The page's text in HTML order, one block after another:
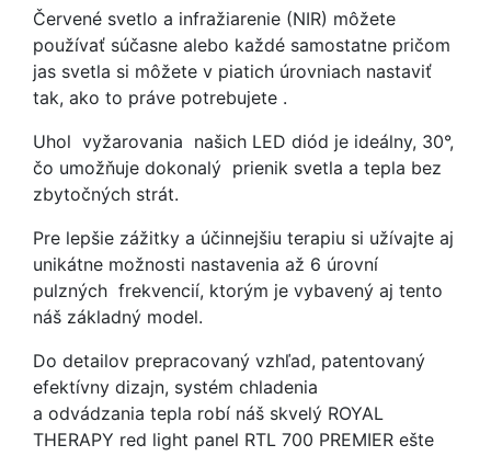
Červené svetlo a infražiarenie (NIR) môžete
používať súčasne alebo každé samostatne pričom
jas svetla si môžete v piatich úrovniach nastaviť
tak, ako to práve potrebujete .
Uhol vyžarovania našich LED diód je ideálny, 30°,
čo umožňuje dokonalý prienik svetla a tepla bez
zbytočných strát.
Pre lepšie zážitky a účinnejšiu terapiu si užívajte aj
unikátne možnosti nastavenia až 6 úrovní
pulzných frekvencií, ktorým je vybavený aj tento
náš základný model.
Do detailov prepracovaný vzhľad, patentovaný
efektívny dizajn, systém chladenia
a odvádzania tepla robí náš skvelý ROYAL
THERAPY red light panel RTL 700 PREMIER ešte